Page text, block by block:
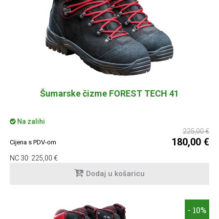
Šumarske čizme FOREST TECH 41
Na zalihi
225,00 €
Cijena s PDV-om 180,00 €
NC 30: 225,00 €
Dodaj u košaricu
- 10%